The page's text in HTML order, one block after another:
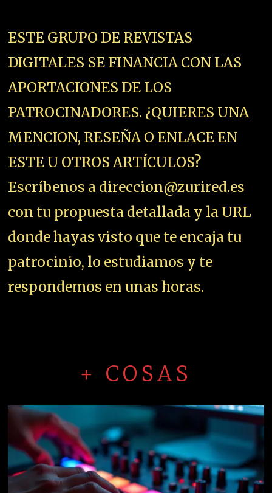
ESTE GRUPO DE REVISTAS
DIGITALES SE FINANCIA CON LAS
APORTACIONES DE LOS
PATROCINADORES. ¿QUIERES UNA
MENCION, RESEÑA O ENLACE EN
ESTE U OTROS ARTÍCULOS?
Escríbenos a direccion@zurired.es
con tu propuesta detallada y la URL
donde hayas visto que te encaja tu
patrocinio, lo estudiamos y te
respondemos en unas horas.
+ COSAS